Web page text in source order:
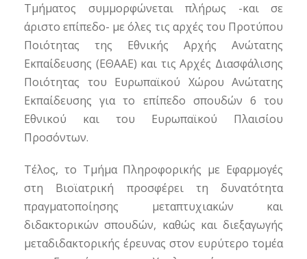
Τμήματος συμμορφώνεται πλήρως -και σε
άριστο επίπεδο- με όλες τις αρχές του Προτύπου
Ποιότητας της Εθνικής Αρχής Ανώτατης
Εκπαίδευσης (ΕΘΑΑΕ) και τις Αρχές Διασφάλισης
Ποιότητας του Ευρωπαϊκού Χώρου Ανώτατης
Εκπαίδευσης για το επίπεδο σπουδών 6 του
Εθνικού και του Ευρωπαϊκού Πλαισίου
Προσόντων.
Τέλος, το Τμήμα Πληροφορικής με Εφαρμογές
στη Βιοϊατρική προσφέρει τη δυνατότητα
πραγματοποίησης μεταπτυχιακών και
διδακτορικών σπουδών, καθώς και διεξαγωγής
μεταδιδακτορικής έρευνας στον ευρύτερο τομέα